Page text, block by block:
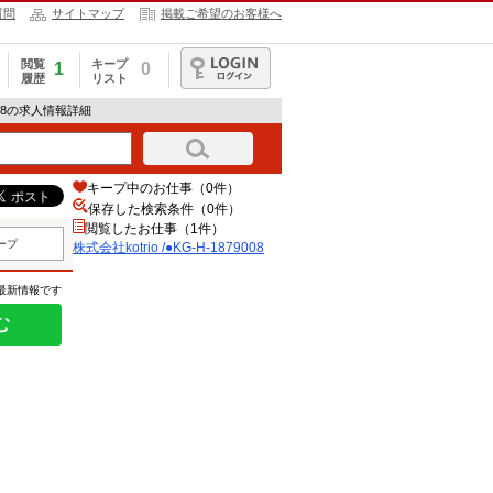
問 サイトマップ 掲載ご希望のお客様へ
閲覧
履歴
1
キープ
リスト
0
ログイン
の求人情報詳細
プ
新情報です
キープ中のお仕事（0件）
保存した検索条件（0件）
閲覧したお仕事（1件）
株式会社kotrio /●KG-H-1879008